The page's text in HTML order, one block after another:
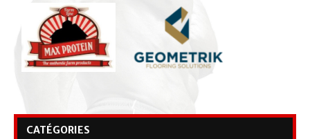
CATÉGORIES